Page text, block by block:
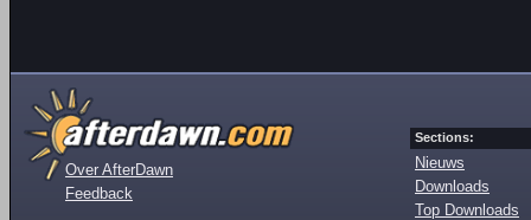
Over AfterDawn
Feedback
Sections:
Nieuws
Downloads
Top Downloads